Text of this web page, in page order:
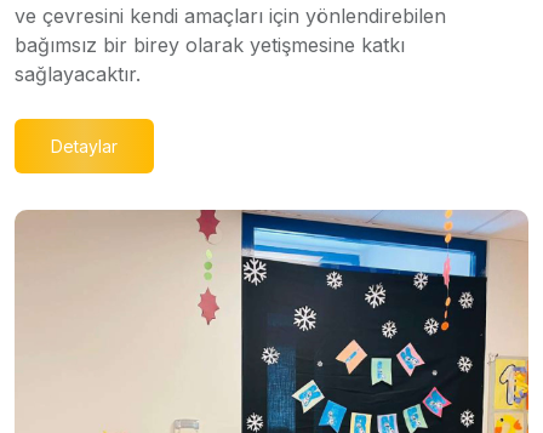
ve çevresini kendi amaçları için yönlendirebilen
bağımsız bir birey olarak yetişmesine katkı
sağlayacaktır.
Detaylar